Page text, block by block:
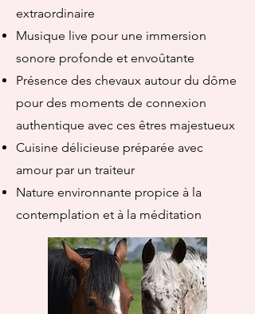
extraordinaire
Musique live pour une immersion
sonore profonde et envoûtante
Présence des chevaux autour du dôme
pour des moments de connexion
authentique avec ces êtres majestueux
Cuisine délicieuse préparée avec
amour par un traiteur
Nature environnante propice à la
contemplation et à la méditation